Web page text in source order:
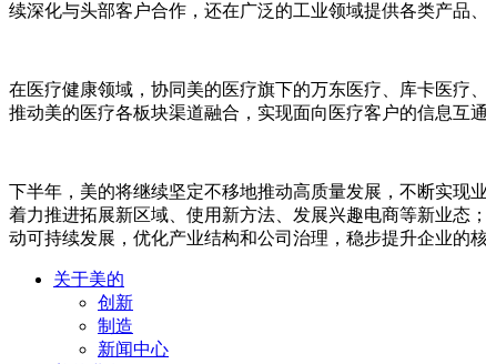
续深化与头部客户合作，还在广泛的工业领域提供各类产品
在医疗健康领域，协同美的医疗旗下的万东医疗、库卡医疗
推动美的医疗各板块渠道融合，实现面向医疗客户的信息互
下半年，美的将继续坚定不移地推动高质量发展，不断实现
着力推进拓展新区域、使用新方法、发展兴趣电商等新业态
动可持续发展，优化产业结构和公司治理，稳步提升企业的核
关于美的
创新
制造
新闻中心